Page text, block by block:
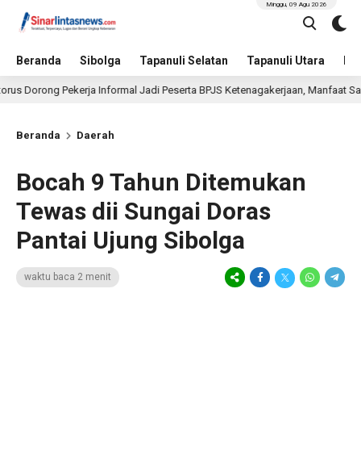
Beranda Sibolga Tapanuli Selatan Tapanuli Utara
Minggu, 09 Agu 2026
Pekerja Informal Jadi Peserta BPJS Ketenagakerjaan, Manfaat Santunan
Beranda Daerah
Bocah 9 Tahun Ditemukan
Tewas dii Sungai Doras
Pantai Ujung Sibolga
waktu baca 2 menit